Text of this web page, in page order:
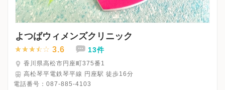
よつばウィメンズクリニック
3.6 13件
香川県高松市円座町375番1
高松琴平電鉄琴平線 円座駅 徒歩16分
電話番号： 087-885-4103